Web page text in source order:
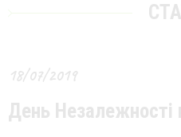
18/07/2019
День Незалежності